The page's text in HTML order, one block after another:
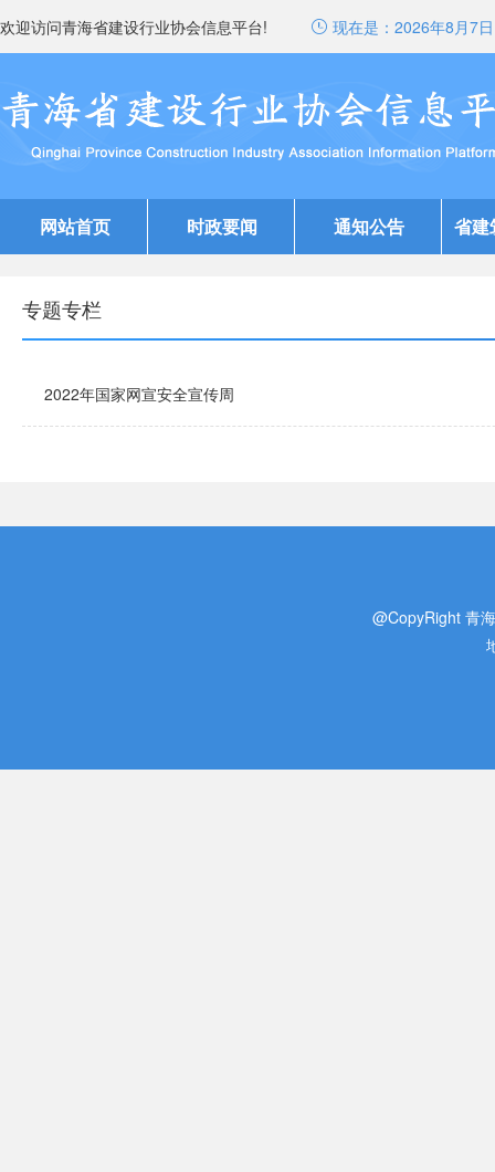
欢迎访问青海省建设行业协会信息平台! 现在是： 2026年8月7
网站首页 时政要闻 通知公告 省建
专题专栏
2022年国家网宣安全宣传周
@CopyRight 青